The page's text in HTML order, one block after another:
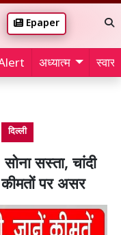
Epaper
अध्यात्म
दिल्ली
सस्ता, चांदी
पर असर